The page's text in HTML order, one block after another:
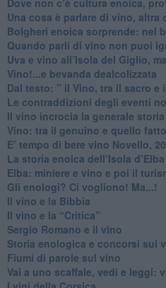
​Una cosa è parlare di vino, altra
Bolgheri enoica sorprende: nel
​Quando parli di vino non puoi
Uva e vino all’Isola del Giglio,
​Vino!...e bevanda dealcolizzata
​Dal testo: ” il Vino, tra il sacro e
Le contraddizioni degli eventi
​Il vino incrocia la generale storia
Vino: tra il genuino e quello
E’ tempo di bere vino Novello,
La storia enoica dell’Isola d’Elba
Elba: miniere e vino e poi il
​Gli enologi? Ci vogliono! Ma...!
​Il vino e la Bibbia
​Il vino e la “Critica”
Sergio Romano e il vino
​Storia enologica e concorsi sui
Fiumi di parole sul vino
​Vai a uno scaffale, vedi e leggi: